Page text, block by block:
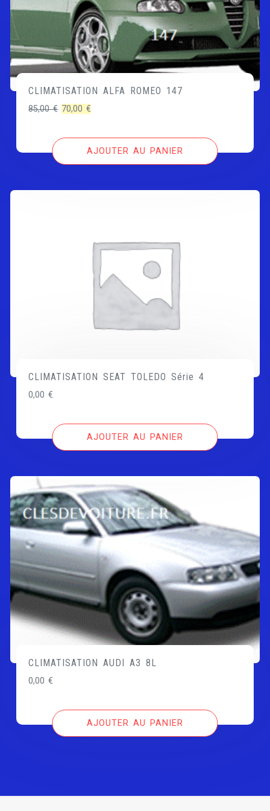
CLIMATISATION ALFA ROMEO 147
85,00€ Le
initial
70,00€
actuel
est :
AJOUTER AU PANIER
CLIMATISATION SEAT TOLEDO Série 4
0,00€
AJOUTER AU PANIER
CLIMATISATION AUDI A3 8L
0,00€
AJOUTER AU PANIER